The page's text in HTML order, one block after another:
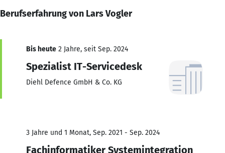
Berufserfahrung von Lars Vogler
Bis heute 2 Jahre, seit Sep. 2024
Spezialist IT-Servicedesk
Diehl Defence GmbH & Co. KG
3 Jahre und 1 Monat, Sep. 2021 - Sep. 2024
Fachinformatiker Systemintegration